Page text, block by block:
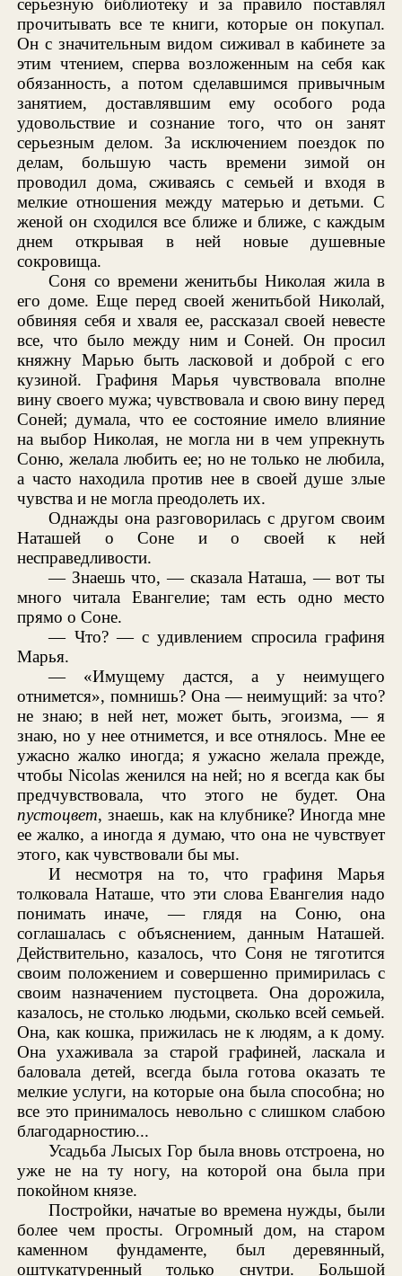
серьезную библиотеку и за правило поставлял
прочитывать все те книги, которые он покупал.
Он с значительным видом сиживал в кабинете за
этим чтением, сперва возложенным на себя как
обязанность, а потом сделавшимся привычным
занятием, доставлявшим ему особого рода
удовольствие и сознание того, что он занят
серьезным делом. За исключением поездок по
делам, большую часть времени зимой он
проводил дома, сживаясь с семьей и входя в
мелкие отношения между матерью и детьми. С
женой он сходился все ближе и ближе, с каждым
днем открывая в ней новые душевные
сокровища.
Соня со времени женитьбы Николая жила в
его доме. Еще перед своей женитьбой Николай,
обвиняя себя и хваля ее, рассказал своей невесте
все, что было между ним и Соней. Он просил
княжну Марью быть ласковой и доброй с его
кузиной. Графиня Марья чувствовала вполне
вину своего мужа; чувствовала и свою вину перед
Соней; думала, что ее состояние имело влияние
на выбор Николая, не могла ни в чем упрекнуть
Соню, желала любить ее; но не только не любила,
а часто находила против нее в своей душе злые
чувства и не могла преодолеть их.
Однажды она разговорилась с другом своим
Наташей о Соне и о своей к ней
несправедливости.
— Знаешь что, — сказала Наташа, — вот ты
много читала Евангелие; там есть одно место
прямо о Соне.
— Что? — с удивлением спросила графиня
Марья.
— «Имущему дастся, а у неимущего
отнимется», помнишь? Она — неимущий: за что?
не знаю; в ней нет, может быть, эгоизма, — я
знаю, но у нее отнимется, и все отнялось. Мне ее
ужасно жалко иногда; я ужасно желала прежде,
чтобы Nicolas женился на ней; но я всегда как бы
предчувствовала, что этого не будет. Она
пустоцвет, знаешь, как на клубнике? Иногда мне
ее жалко, а иногда я думаю, что она не чувствует
этого, как чувствовали бы мы.
И несмотря на то, что графиня Марья
толковала Наташе, что эти слова Евангелия надо
понимать иначе, — глядя на Соню, она
соглашалась с объяснением, данным Наташей.
Действительно, казалось, что Соня не тяготится
своим положением и совершенно примирилась с
своим назначением пустоцвета. Она дорожила,
казалось, не столько людьми, сколько всей семьей.
Она, как кошка, прижилась не к людям, а к дому.
Она ухаживала за старой графиней, ласкала и
баловала детей, всегда была готова оказать те
мелкие услуги, на которые она была способна; но
все это принималось невольно с слишком слабою
благодарностию...
Усадьба Лысых Гор была вновь отстроена, но
уже не на ту ногу, на которой она была при
покойном князе.
Постройки, начатые во времена нужды, были
более чем просты. Огромный дом, на старом
каменном фундаменте, был деревянный,
оштукатуренный только снутри. Большой